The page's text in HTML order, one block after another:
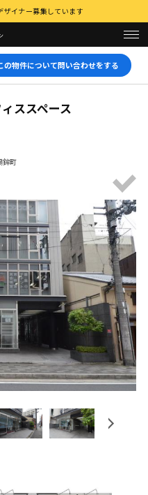
イナー募集しています
の物件について問い合わせをする
ススペース
鉾町